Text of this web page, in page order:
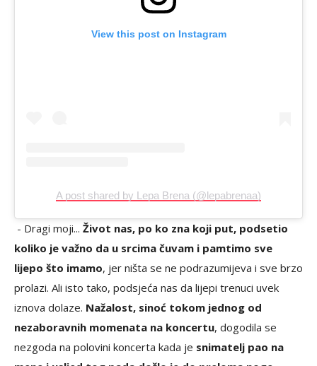
View this post on Instagram
A post shared by Lepa Brena (@lepabrenaa)
- Dragi moji... Život nas, po ko zna koji put, podsetio
koliko je važno da u srcima čuvam i pamtimo sve
lijepo što imamo, jer ništa se ne podrazumijeva i sve brzo
prolazi. Ali isto tako, podsjeća nas da lijepi trenuci uvek
iznova dolaze. Nažalost, sinoć tokom jednog od
nezaboravnih momenata na koncertu, dogodila se
nezgoda na polovini koncerta kada je snimatelj pao na